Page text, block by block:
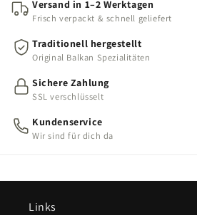
Versand in 1–2 Werktagen
Frisch verpackt & schnell geliefert
Traditionell hergestellt
Original Balkan Spezialitäten
Sichere Zahlung
SSL verschlüsselt
Kundenservice
Wir sind für dich da
Links